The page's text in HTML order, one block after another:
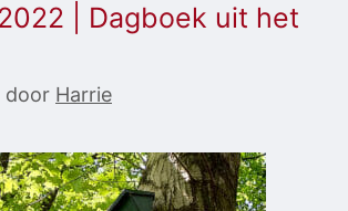
| Dagboek uit het
door Harrie